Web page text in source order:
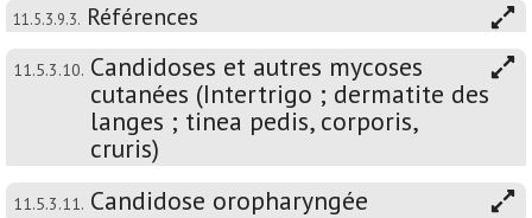
11.5.3.9.3. Références
11.5.3.10. Candidoses et autres mycoses
cutanées (Intertrigo ; dermatite des
langes ; tinea pedis, corporis,
cruris)
11.5.3.11. Candidose oropharyngée